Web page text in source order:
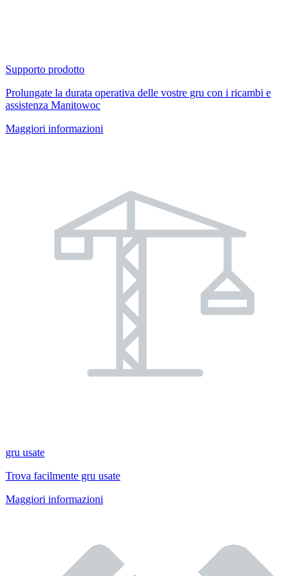
Supporto prodotto
Prolungate la durata operativa delle vostre gru con i ricambi e
assistenza Manitowoc
Maggiori informazioni
gru usate
Trova facilmente gru usate
Maggiori informazioni